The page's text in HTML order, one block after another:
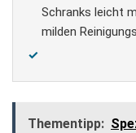
Schranks leicht
milden
Thementipp: